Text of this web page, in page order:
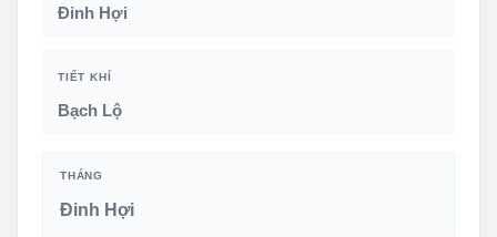
Đinh Hợi
TIẾT KHÍ
Bạch Lộ
THÁNG
Đinh Hợi